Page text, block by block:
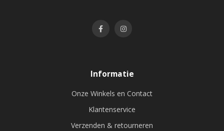
Informatie
Onze Winkels en Contact
Klantenservice
Verzenden & retourneren